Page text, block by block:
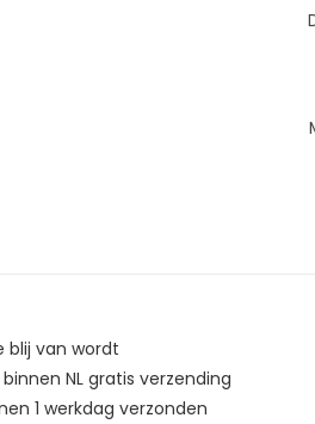
blij van wordt
NL gratis verzending
1 werkdag verzonden